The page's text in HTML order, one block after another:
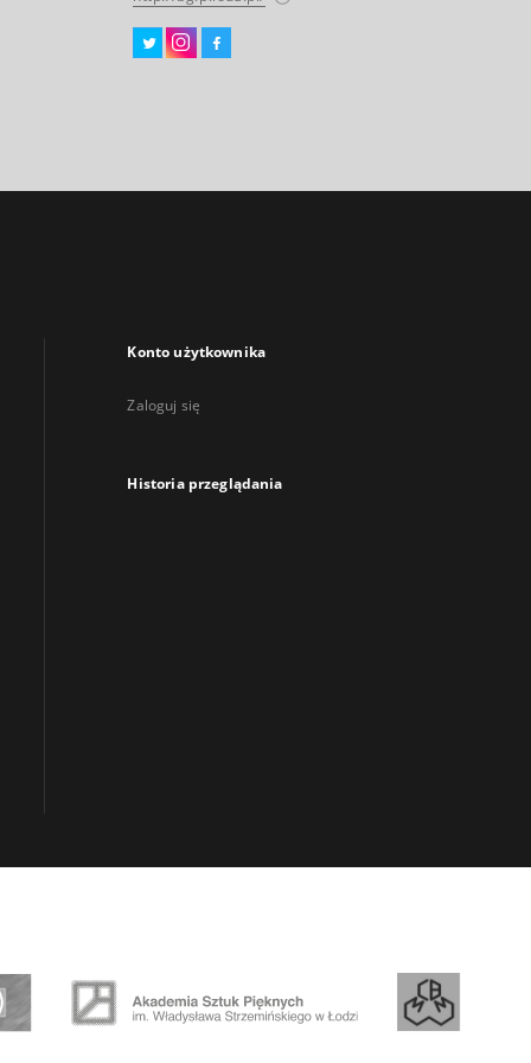
Konto użytkownika
Zaloguj się
Historia przeglądania